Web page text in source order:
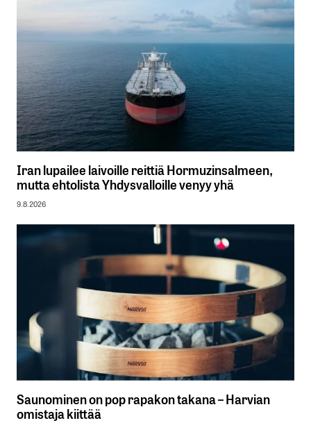
Iran lupailee laivoille reittiä Hormuzinsalmeen,
mutta ehtolista Yhdysvalloille venyy yhä
9.8.2026
Saunominen on pop rapakon takana – Harvian
omistaja kiittää